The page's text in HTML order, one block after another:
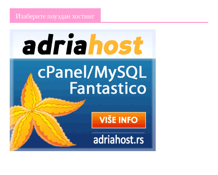
Изаберите поуздан хостинг